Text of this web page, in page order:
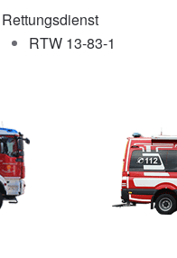
Rettungsdienst
RTW 13-83-1